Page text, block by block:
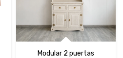
Modular 2 puertas